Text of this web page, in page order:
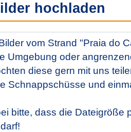
hochladen
vom Strand "Praia do
Umgebung oder
diese gern mit uns
Schnappschüsse und
bitte, dass die Dateigröße